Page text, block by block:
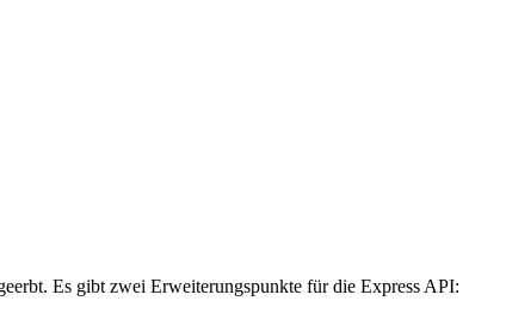
Es gibt zwei Erweiterungspunkte für die Express API: